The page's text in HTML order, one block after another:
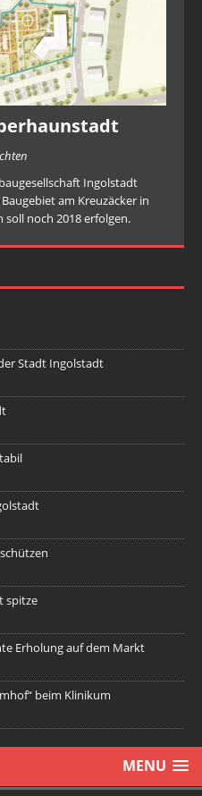
Ingolstadt
am Kreuzäcker in
noch 2018 erfolgen.
Stadt Ingolstadt
spitze
Erholung auf dem Markt
beim Klinikum
MENU